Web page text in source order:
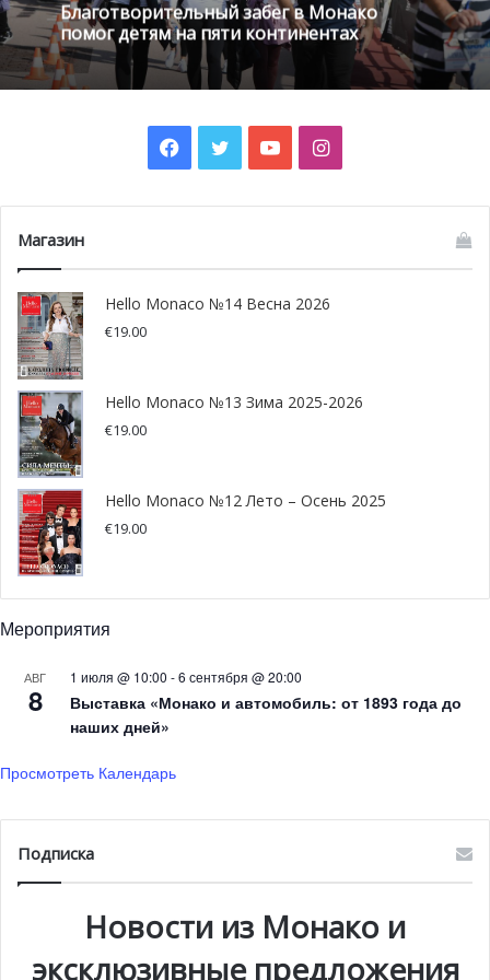
собрались на встрече, чтобы узнать о прогнозах Coface,
одного из мировых лидеров в страховании кредитов.
Команда Monaco Exlorations продолжает свою
экспедицию
Экспедиция на корабле Yersin продолжает свой научный
путь с целью изучить разнообразие морского мира и
прибрежных территорий. Эта трехлетняя экспедиция
проходит
под патронажем князя Альбера II
борца за защиту окружающей среды.
С конца августа и до октября экипаж судна совершил
около 53 миссий и прошел в общей сложности 5 800 км.
включает Мадейру и архипелаг Зеленого мыса, а также
несколько других островов.
Благотворительный забег в Монако
помог детям на пяти континентах
Facebook
TwitterYouTubeInstagram
Магазин
Hello Monaco №14 Весна 2026
€19.00
Hello Monaco №13 Зима 2025-2026
€19.00
Hello Monaco №12 Лето – Осень 2025
€19.00
Мероприятия
АВГ
8
1 июля @ 10:00 -6 сентября @ 20:00
Выставка «Монако и автомобиль: от 1893 года до
наших дней»
Просмотреть Календарь
Подписка
Новости из Монако и
эксклюзивные предложения